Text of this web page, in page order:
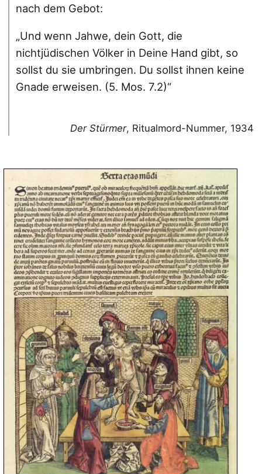
nach dem Gebot:
„Und wenn Jahwe, dein Gott, die
nichtjüdischen Völker in Deine Hand gibt, so
sollst du sie umbringen. Du sollst ihnen keine
Gnade erweisen. (5. Mos. 7.2)“
Der Stürmer, Ritualmord-Nummer, 1934